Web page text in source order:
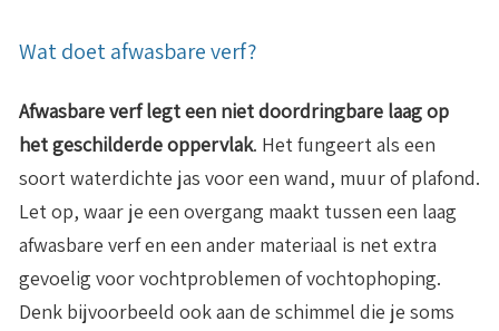
Wat doet afwasbare verf?
Afwasbare verf legt een niet doordringbare laag op
het geschilderde oppervlak. Het fungeert als een
soort waterdichte jas voor een wand, muur of plafond.
Let op, waar je een overgang maakt tussen een laag
afwasbare verf en een ander materiaal is net extra
gevoelig voor vochtproblemen of vochtophoping.
Denk bijvoorbeeld ook aan de schimmel die je soms